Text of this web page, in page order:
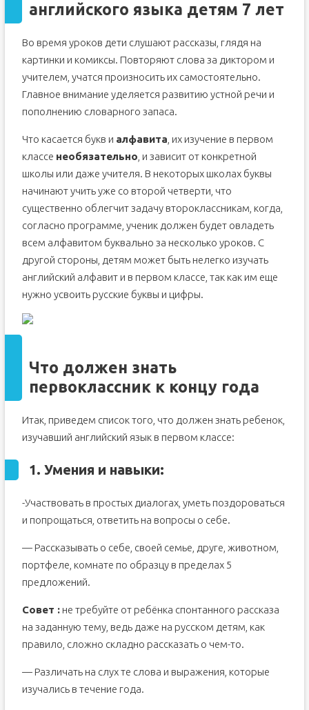
английского языка детям 7 лет
Во время уроков дети слушают рассказы, глядя на
картинки и комиксы. Повторяют слова за диктором и
учителем, учатся произносить их самостоятельно.
Главное внимание уделяется развитию устной речи и
пополнению словарного запаса.
Что касается букв и алфавита , их изучение в первом
классе необязательно , и зависит от конкретной
школы или даже учителя. В некоторых школах буквы
начинают учить уже со второй четверти, что
существенно облегчит задачу второклассникам, когда,
согласно программе, ученик должен будет овладеть
всем алфавитом буквально за несколько уроков. С
другой стороны, детям может быть нелегко изучать
английский алфавит и в первом классе, так как им еще
нужно усвоить русские буквы и цифры.
Что должен знать
первоклассник к концу года
Итак, приведем список того, что должен знать ребенок,
изучавший английский язык в первом классе:
1. Умения и навыки:
-Участвовать в простых диалогах, уметь поздороваться
и попрощаться, ответить на вопросы о себе.
— Рассказывать о себе, своей семье, друге, животном,
портфеле, комнате по образцу в пределах 5
предложений.
Совет :не требуйте от ребёнка спонтанного рассказа
на заданную тему, ведь даже на русском детям, как
правило, сложно складно рассказать о чем-то.
— Различать на слух те слова и выражения, которые
изучались в течение года.